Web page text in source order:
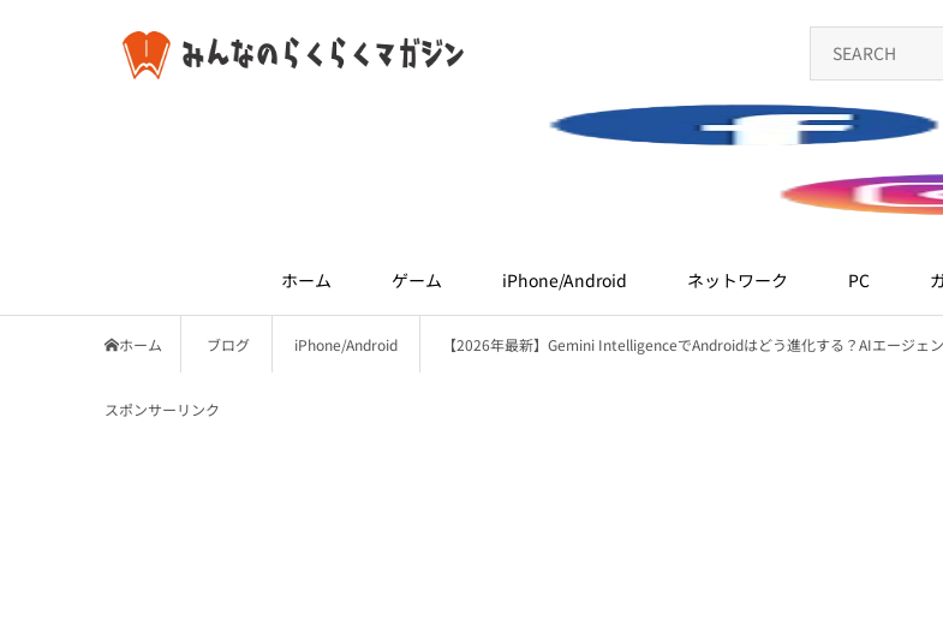
ホーム ゲーム iPhone/Android ネットワーク PC
ホーム ブログ iPhone/Android 【2026年最新】Gemini IntelligenceでAndroidはどう進化する？AIエージェ
スポンサーリンク